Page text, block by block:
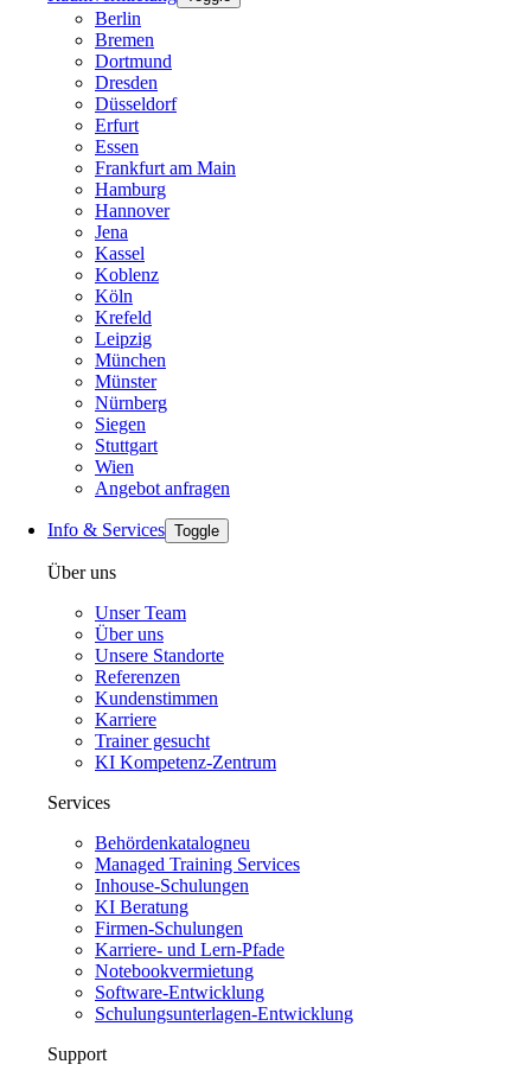
Berlin
Bremen
Dortmund
Dresden
Düsseldorf
Erfurt
Essen
Frankfurt am Main
Hamburg
Hannover
Jena
Kassel
Koblenz
Köln
Krefeld
Leipzig
München
Münster
Nürnberg
Siegen
Stuttgart
Wien
Angebot anfragen
Info & Services Toggle
Über uns
Unser Team
Über uns
Unsere Standorte
Referenzen
Kundenstimmen
Karriere
Trainer gesucht
KI Kompetenz-Zentrum
Services
Behördenkatalogneu
Managed Training Services
Inhouse-Schulungen
KI Beratung
Firmen-Schulungen
Karriere- und Lern-Pfade
Notebookvermietung
Software-Entwicklung
Schulungsunterlagen-Entwicklung
Support